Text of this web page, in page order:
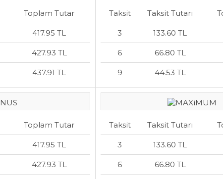
Toplam Tutar
417.95 TL
427.93 TL
437.91 TL
Taksit Taksit Tutarı
3 133.60 TL
6 66.80 TL
9 44.53 TL
Toplam Tutar
417.95 TL
427.93 TL
Taksit Taksit Tutarı
3 133.60 TL
6 66.80 TL